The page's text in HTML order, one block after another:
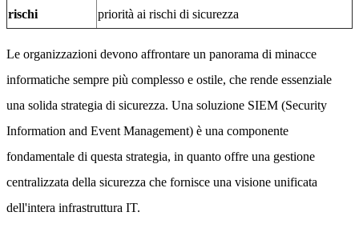
rischi
priorità ai rischi di sicurezza
Le organizzazioni devono affrontare un panorama di minacce
informatiche sempre più complesso e ostile, che rende essenziale
una solida strategia di sicurezza. Una soluzione SIEM (Security
Information and Event Management) è una componente
fondamentale di questa strategia, in quanto offre una gestione
centralizzata della sicurezza che fornisce una visione unificata
dell'intera infrastruttura IT.